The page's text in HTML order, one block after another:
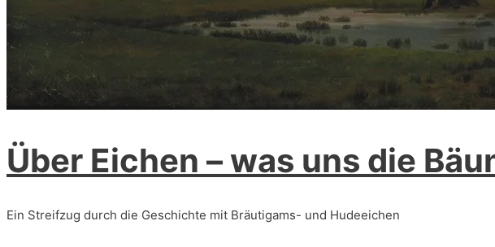
Über Eichen – was uns die
Ein Streifzug durch die Geschichte mit Bräutigams- und Hudeeichen